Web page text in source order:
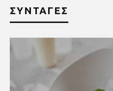
ΣΥΝΤΑΓΕΣ